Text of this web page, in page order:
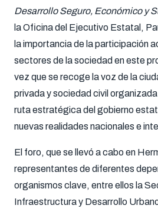
Desarrollo Seguro, Económico y
la Oficina del Ejecutivo Estatal,
la importancia de la participación
sectores de la sociedad en este
vez que se recoge la voz de la
privada y sociedad civil
ruta estratégica del gobierno
nuevas realidades nacionales e
El foro, que se llevó a cabo en
representantes de diferentes
organismos clave, entre ellos la
Infraestructura y Desarrollo